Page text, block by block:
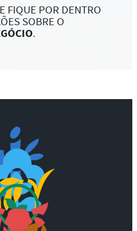
FIQUE POR DENTRO
SOBRE O
.